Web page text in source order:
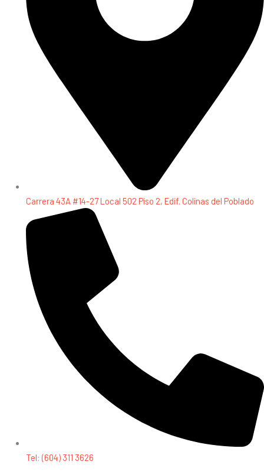
Carrera 43A #14-27 Local 502 Piso 2, Edif. Colinas del Poblado
Tel: (604) 311 3626